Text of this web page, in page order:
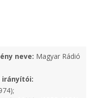
neve: Magyar Rádió
irányítói: